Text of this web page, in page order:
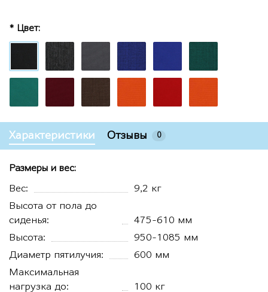
* Цвет:
Характеристики Отзывы 0
Размеры и вес:
Вес:
9,2 кг
Высота от пола до
сиденья:
475-610 мм
Высота:
950-1085 мм
Диаметр пятилучия:
600 мм
Максимальная
нагрузка до:
100 кг